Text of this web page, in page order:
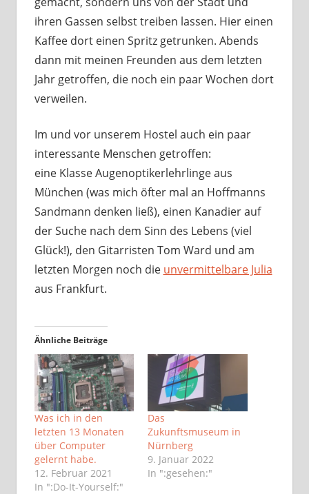
ihren Gassen selbst treiben lassen. Hier einen
Kaffee dort einen Spritz getrunken. Abends
dann mit meinen Freunden aus dem letzten
Jahr getroffen, die noch ein paar Wochen dort
verweilen.
Im und vor unserem Hostel auch ein paar
interessante Menschen getroffen:
eine Klasse Augenoptikerlehrlinge aus
München (was mich öfter mal an Hoffmanns
Sandmann denken ließ), einen Kanadier auf
der Suche nach dem Sinn des Lebens (viel
Glück!), den Gitarristen Tom Ward und am
letzten Morgen noch die unvermittelbare Julia
aus Frankfurt.
Ähnliche Beiträge
Was ich in den
letzten 13 Monaten
über Computer
gelernt habe.
12. Februar 2021
In ":Do-It-Yourself:"
Das
Zukunftsmuseum in
Nürnberg
9. Januar 2022
In ":gesehen:"